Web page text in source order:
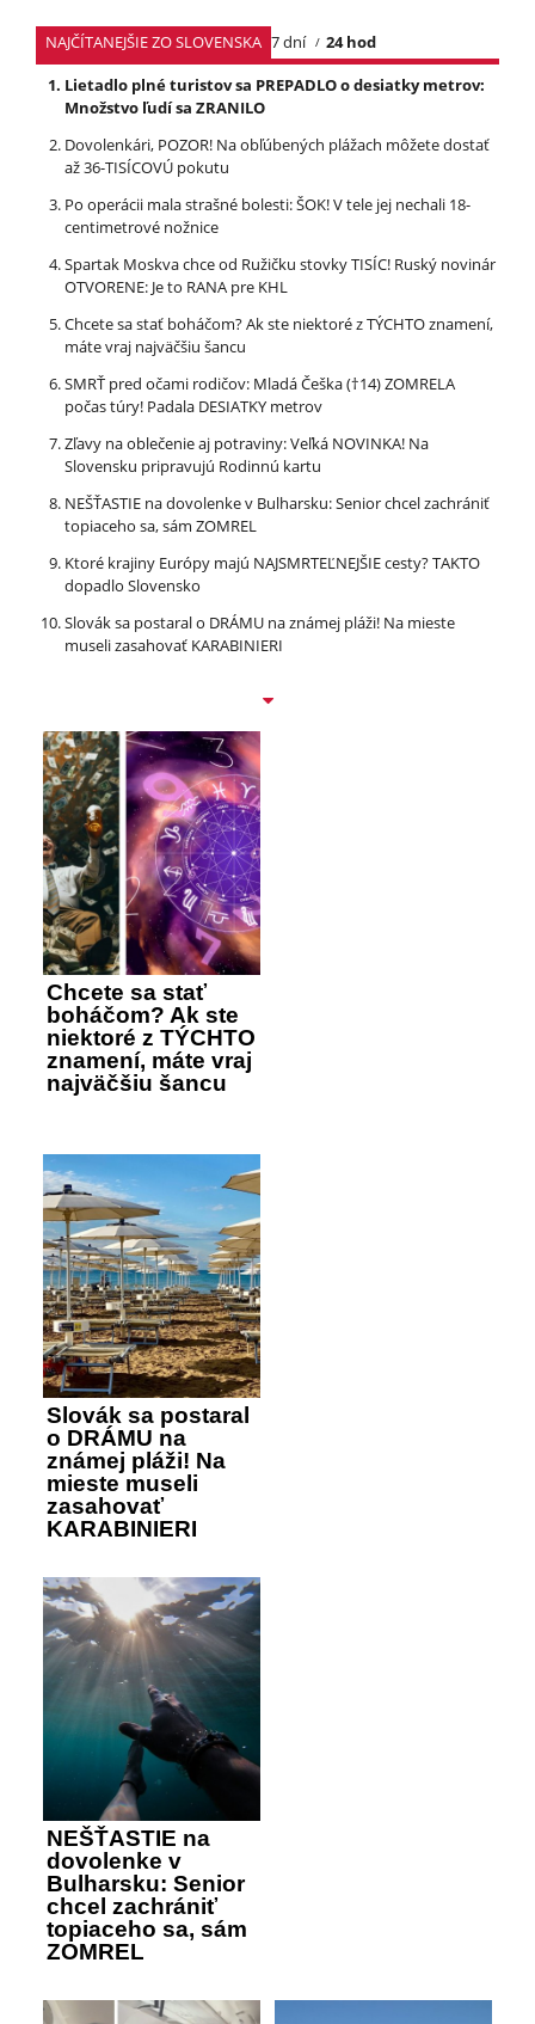
NAJČÍTANEJŠIE ZO SLOVENSKA 7 dní
24 hod
Lietadlo plné turistov sa PREPADLO o desiatky metrov:
Množstvo ľudí sa ZRANILO
Dovolenkári, POZOR! Na obľúbených plážach môžete dostať
až 36-TISÍCOVÚ pokutu
Po operácii mala strašné bolesti: ŠOK! V tele jej nechali 18-
centimetrové nožnice
Spartak Moskva chce od Ružičku stovky TISÍC! Ruský novinár
OTVORENE: Je to RANA pre KHL
Chcete sa stať boháčom? Ak ste niektoré z TÝCHTO znamení,
máte vraj najväčšiu šancu
SMRŤ pred očami rodičov: Mladá Češka (†14) ZOMRELA
počas túry! Padala DESIATKY metrov
Zľavy na oblečenie aj potraviny: Veľká NOVINKA! Na
Slovensku pripravujú Rodinnú kartu
NEŠŤASTIE na dovolenke v Bulharsku: Senior chcel zachrániť
topiaceho sa, sám ZOMREL
Ktoré krajiny Európy majú NAJSMRTEĽNEJŠIE cesty? TAKTO
dopadlo Slovensko
Slovák sa postaral o DRÁMU na známej pláži! Na mieste
museli zasahovať KARABINIERI
Chcete sa stať
boháčom? Ak ste
niektoré z TÝCHTO
znamení, máte vraj
najväčšiu šancu
Slovák sa postaral
o DRÁMU na
známej pláži! Na
mieste museli
zasahovať
KARABINIERI
NEŠŤASTIE na
dovolenke v
Bulharsku: Senior
chcel zachrániť
topiaceho sa, sám
ZOMREL